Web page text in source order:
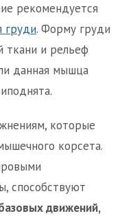
рекомендуется
груди. Форму груди
ткани и рельеф
данная мышца
которые
корсета.
способствуют
движений,